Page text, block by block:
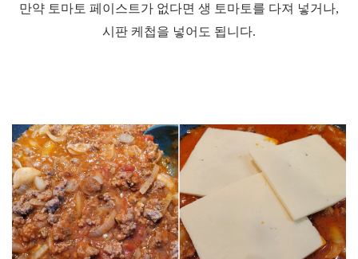
만약 토마토 페이스트가 없다면 생 토마토를 다져 넣거나,
시판 케첩을 넣어도 됩니다.